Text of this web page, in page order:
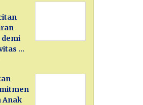
demi
…
Anak